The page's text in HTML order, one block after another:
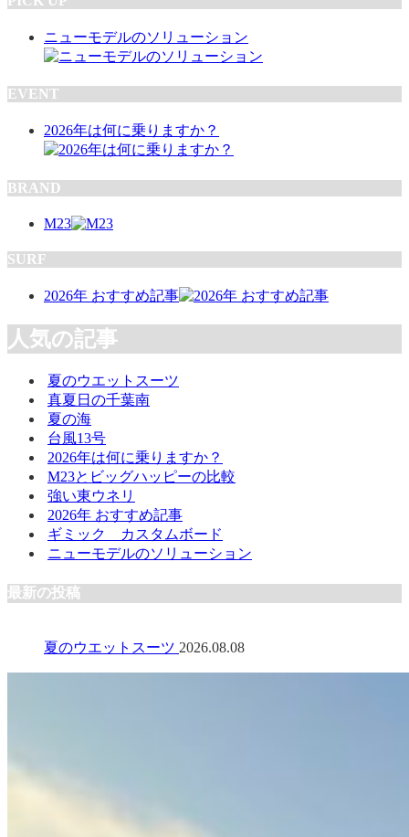
ニューモデルのソリューション
EVENT
2026年は何に乗りますか？
BRAND
M23
SURF
2026年 おすすめ記事
人気の記事
夏のウエットスーツ
真夏日の千葉南
夏の海
台風13号
2026年は何に乗りますか？
M23とビッグハッピーの比較
強い東ウネリ
2026年 おすすめ記事
ギミック カスタムボード
ニューモデルのソリューション
最新の投稿
夏のウエットスーツ 2026.08.08